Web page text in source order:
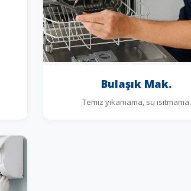
Bulaşık Mak.
Temiz yıkamama, su ısıtmama.